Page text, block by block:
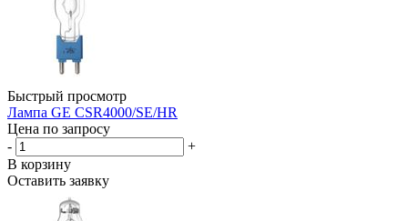
Быстрый просмотр
Лампа GE CSR4000/SE/HR
Цена по запросу
-
+
В корзину
Оставить заявку